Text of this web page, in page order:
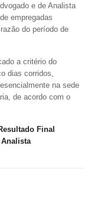
e de Analista
empregadas
do período de
a critério do
dias corridos,
na sede
de acordo com o
Final
Analista